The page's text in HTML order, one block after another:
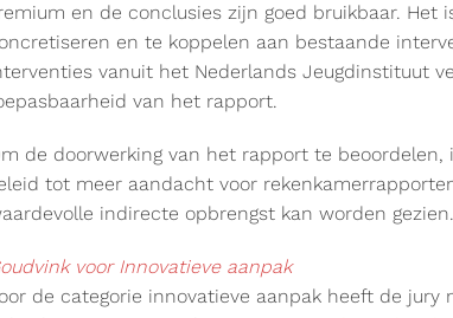
en de conclusies zijn goed bruikbaar.
en te koppelen aan bestaande
vanuit het Nederlands Jeugdinstituut
van het rapport.
de doorwerking van het rapport te
tot meer aandacht voor
indirecte opbrengst kan worden gezien.
voor Innovatieve aanpak
de categorie innovatieve aanpak heeft de jury